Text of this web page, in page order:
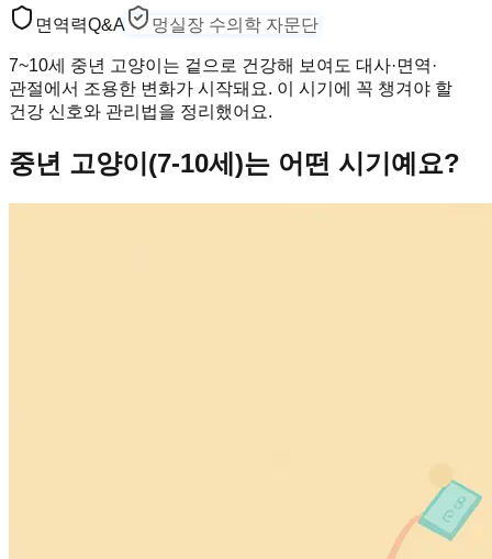
면역력Q&A 멍실장 수의학 자문단
7~10세 중년 고양이는 겉으로 건강해 보여도 대사·면역·
관절에서 조용한 변화가 시작돼요. 이 시기에 꼭 챙겨야 할
건강 신호와 관리법을 정리했어요.
중년 고양이(7-10세)는 어떤 시기예요?